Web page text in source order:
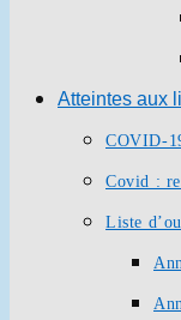
Atteintes aux
COVID-
Covid :
Liste